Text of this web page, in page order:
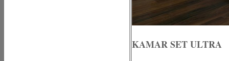
KAMAR SET ULTRA